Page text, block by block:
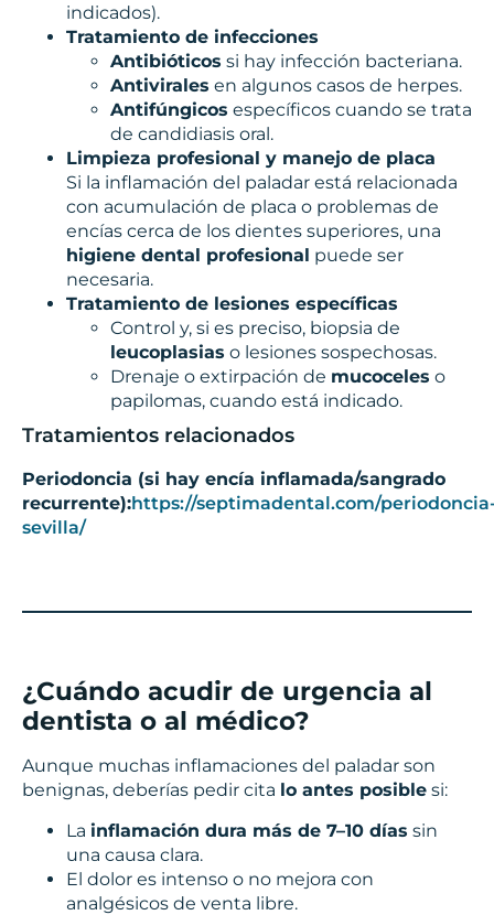
indicados).
Tratamiento de infecciones
Antibióticos si hay infección bacteriana.
Antivirales en algunos casos de herpes.
Antifúngicos específicos cuando se trata
de candidiasis oral.
Limpieza profesional y manejo de placa
Si la inflamación del paladar está relacionada
con acumulación de placa o problemas de
encías cerca de los dientes superiores, una
higiene dental profesional puede ser
necesaria.
Tratamiento de lesiones específicas
Control y, si es preciso, biopsia de
leucoplasias o lesiones sospechosas.
Drenaje o extirpación de mucoceles o
papilomas, cuando está indicado.
Tratamientos relacionados
Periodoncia (si hay encía inflamada/sangrado
recurrente):https://septimadental.com/
sevilla/
¿Cuándo acudir de urgencia al
dentista o al médico?
Aunque muchas inflamaciones del paladar son
benignas, deberías pedir cita lo antes posible si:
La inflamación dura más de 7–10 días sin
una causa clara.
El dolor es intenso o no mejora con
analgésicos de venta libre.